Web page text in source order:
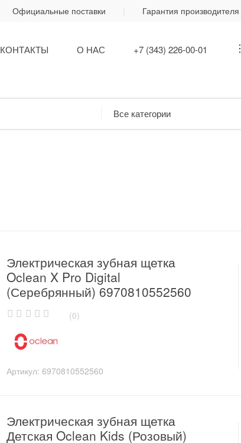
Официальные поставки Гарантия производителя
КОНТАКТЫ О НАС +7 (343) 226-00-01 ...
Электрическая зубная щетка
Oclean X Pro Digital
(Серебрянный) 6970810552560
f
(0)
Артикул: 6970810552560
Электрическая зубная щетка
Детская Oclean Kids (Розовый)